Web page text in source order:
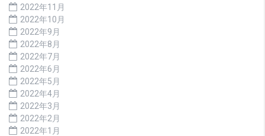
2022年11月
2022年10月
2022年9月
2022年8月
2022年7月
2022年6月
2022年5月
2022年4月
2022年3月
2022年2月
2022年1月